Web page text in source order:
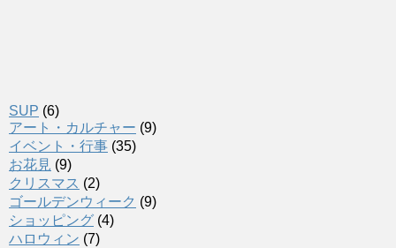
SUP (6)
アート・カルチャー (9)
イベント・行事 (35)
お花見 (9)
クリスマス (2)
ゴールデンウィーク (9)
ショッピング (4)
ハロウィン (7)